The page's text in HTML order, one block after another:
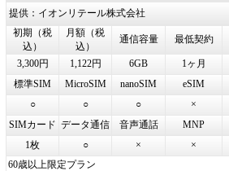
提供：イオンリテール株式会社
初期（税
込）
月額（税
込）
通信容量 最低契約
3,300円 1,122円 6GB 1ヶ月
標準SIM
MicroSIM nanoSIM eSIM
○
○ ○ ×
SIMカード データ通信 音声通話 MNP
1枚
○ × ×
60歳以上限定プラン